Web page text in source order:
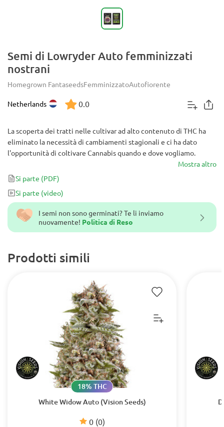
Semi di Lowryder Auto femminizzati
nostrani
Homegrown FantaseedsFemminizzatoAutofiorente
Netherlands 0.0
I semi non sono germinati? Te li inviamo
nuovamente! Politica di Reso
Prodotti simili
White Widow Auto (Vision Seeds)
0 (0)
18% THC
La scoperta dei tratti nelle cultivar ad alto contenuto di THC ha
eliminato la necessità di cambiamenti stagionali e ci ha dato
l'opportunità di coltivare Cannabis quando e dove vogliamo.
Mostra altro
Si parte (PDF)
Si parte (video)